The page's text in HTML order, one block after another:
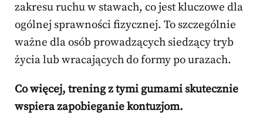
zakresu ruchu w stawach, co jest kluczowe dla
ogólnej sprawności fizycznej. To szczególnie
ważne dla osób prowadzących siedzący tryb
życia lub wracających do formy po urazach.
Co więcej, trening z tymi gumami skutecznie
wspiera zapobieganie kontuzjom.